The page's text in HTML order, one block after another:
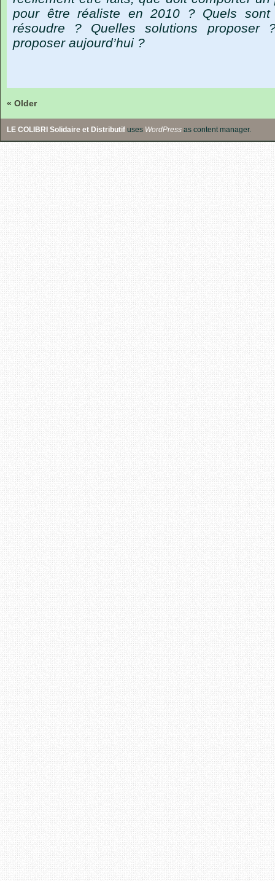
pour être réaliste en 2010 ? Quels
résoudre ? Quelles solutions proposer
proposer aujourd’hui ?
« Older
LE COLIBRI Solidaire et Distributif uses WordPress as content manager.